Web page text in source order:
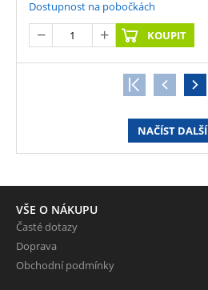
Dostupnost na pobočkách
KOUPIT
NAČÍST DALŠÍ
VŠE O NÁKUPU
Časté dotazy
Doprava
Obchodní podmínky